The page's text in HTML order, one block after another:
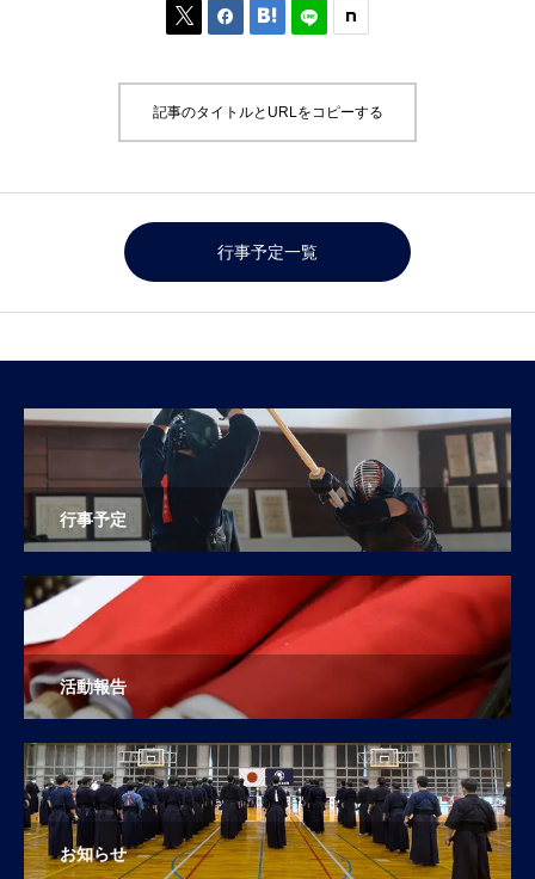
  
記事のタイトルとURLをコピーする
行事予定一覧
行事予定
活動報告
お知らせ